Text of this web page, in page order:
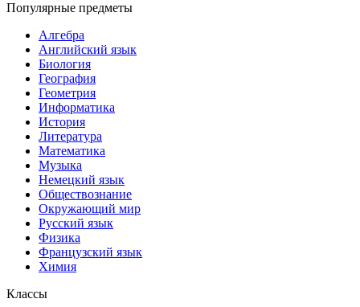
Популярные предметы
Алгебра
Английский язык
Биология
География
Геометрия
Информатика
История
Литература
Математика
Музыка
Немецкий язык
Обществознание
Окружающий мир
Русский язык
Физика
Французский язык
Химия
Классы